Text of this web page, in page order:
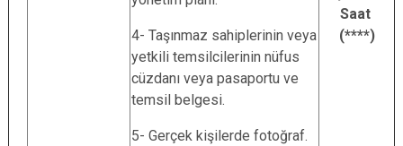
4- Taşınmaz sahiplerinin veya
yetkili temsilcilerinin nüfus
cüzdanı veya pasaportu ve
temsil belgesi.
5- Gerçek kişilerde fotoğraf.
Saat
(****)